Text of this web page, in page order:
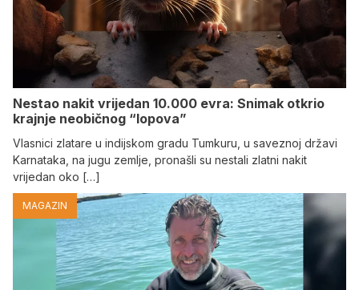
Nestao nakit vrijedan 10.000 evra: Snimak otkrio
krajnje neobičnog “lopova”
Vlasnici zlatare u indijskom gradu Tumkuru, u saveznoj državi
Karnataka, na jugu zemlje, pronašli su nestali zlatni nakit
vrijedan oko […]
MAGAZIN